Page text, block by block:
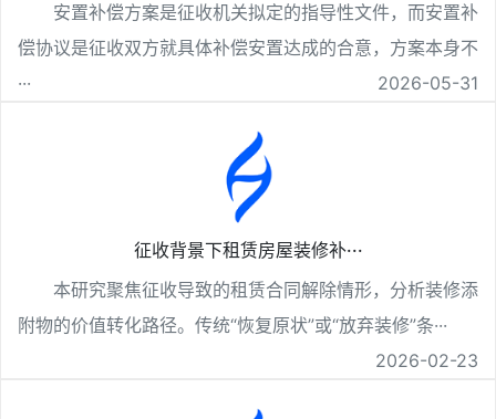
安置补偿方案是征收机关拟定的指导性文件，而安置补
偿协议是征收双方就具体补偿安置达成的合意，方案本身不
···
2026-05-31
征收背景下租赁房屋装修补···
本研究聚焦征收导致的租赁合同解除情形，分析装修添
附物的价值转化路径。传统“恢复原状”或“放弃装修”条···
2026-02-23